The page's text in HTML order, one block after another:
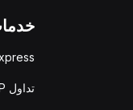
تداول P2P (بدون رسوم)